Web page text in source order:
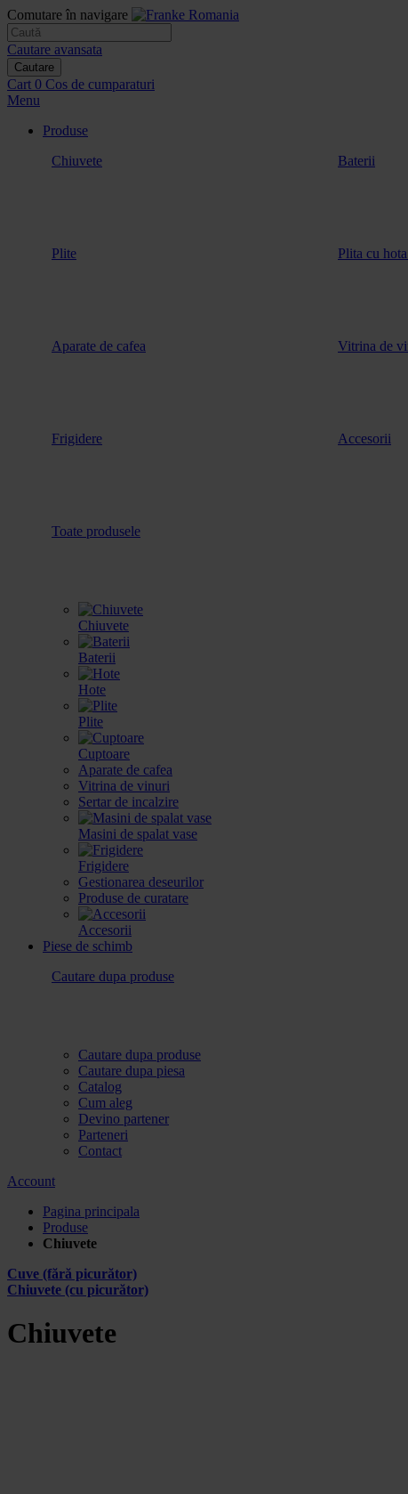
Comutare în navigare
Cautare avansata
Cautare
Cart 0 Cos de cumparaturi
Menu
Produse
Chiuvete
Baterii
Plite Plita cu
Aparate de cafea Vitrina de
Frigidere Accesorii
Toate produsele
Chiuvete
Baterii
Hote
Plite
Cuptoare
Aparate de cafea
Vitrina de vinuri
Sertar de incalzire
Masini de spalat vase
Frigidere
Gestionarea deseurilor
Produse de curatare
Accesorii
Piese de schimb
Cautare dupa produse
Cautare dupa produse
Cautare dupa piesa
Catalog
Cum aleg
Devino partener
Parteneri
Contact
Account
Pagina principala
Produse
Chiuvete
Cuve (fără picurător)
Chiuvete (cu picurător)
Chiuvete